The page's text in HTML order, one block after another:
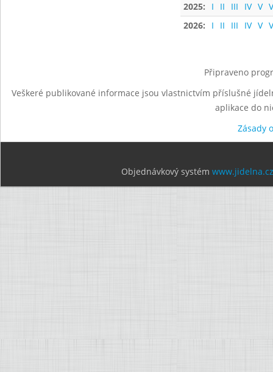
2025:
I II III IV V
2026:
I II III IV V
Připraveno
Veškeré publikované informace jsou vlastnictvím příslušné
aplikace do
Zásady
Objednávkový systém www.jidelna.cz